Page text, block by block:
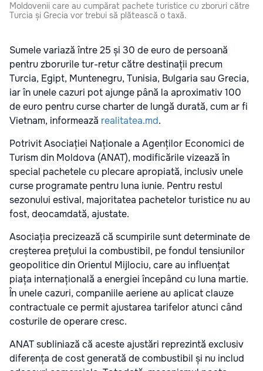
Moldovenii care au cumpărat pachete turistice cu zboruri către
Turcia și Grecia vor trebui să plătească o taxă.
Sumele variază între 25 și 30 de euro de persoană
pentru zborurile tur-retur către destinații precum
Turcia, Egipt, Muntenegru, Tunisia, Bulgaria sau Grecia,
iar în unele cazuri pot ajunge până la aproximativ 100
de euro pentru curse charter de lungă durată, cum ar fi
Vietnam, informează realitatea.md.
Potrivit Asociației Naționale a Agenților Economici de
Turism din Moldova (ANAT), modificările vizează în
special pachetele cu plecare apropiată, inclusiv unele
curse programate pentru luna iunie. Pentru restul
sezonului estival, majoritatea pachetelor turistice nu au
fost, deocamdată, ajustate.
Asociația precizează că scumpirile sunt determinate de
creșterea prețului la combustibil, pe fondul tensiunilor
geopolitice din Orientul Mijlociu, care au influențat
piața internațională a energiei începând cu luna martie.
În unele cazuri, companiile aeriene au aplicat clauze
contractuale ce permit ajustarea tarifelor atunci când
costurile de operare cresc.
ANAT subliniază că aceste ajustări reprezintă exclusiv
diferența de cost generată de combustibil și nu includ